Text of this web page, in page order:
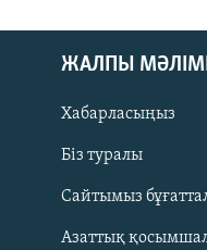
Русский
ЖАЗЫЛЫҢЫЗ
ЖАЛПЫ
Хабарласыңыз
Біз туралы
Сайтымыз
Азаттық